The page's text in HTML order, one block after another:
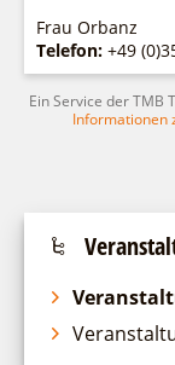
Bürgerbus
Naturwelt
Q-
Staatlich
ILB
Team
Aktuelles
Infomaterial
Frau Orbanz
Telefon: +49
Ein Service der TMB
Informationen